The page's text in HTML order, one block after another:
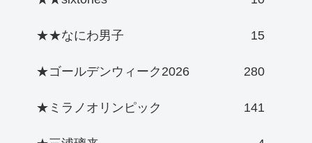
★★なにわ男子 15
★ゴールデンウィーク2026 280
★ミラノオリンピック 141